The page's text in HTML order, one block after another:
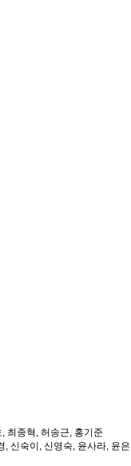
최종혁, 허송근, 홍기준
숙이, 신영숙, 윤사라,